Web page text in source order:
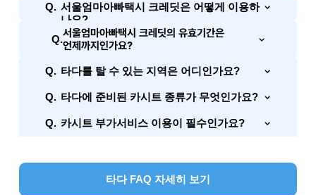
Q. 서울엄마아빠택시 크레딧은 어떻게 이용하
나요?
Q.서울엄마아빠택시 크레딧의 유효기간은
언제까지인가요?
Q. 타다를 탈 수 있는 지역은 어디인가요?
Q. 타다에 준비된 카시트 종류가 무엇인가요?
Q. 카시트 부가서비스 이용이 필수인가요?
타다 FAQ 자세히 보기